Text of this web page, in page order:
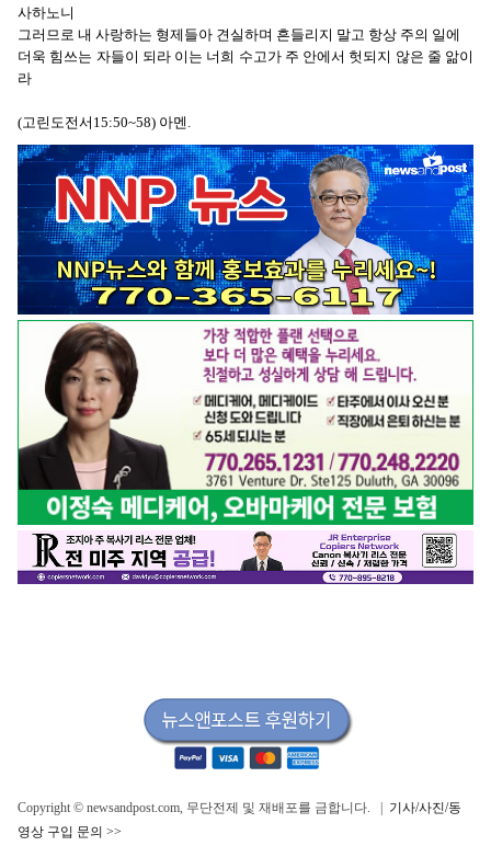
사하노니
그러므로 내 사랑하는 형제들아 견실하며 흔들리지 말고 항상 주의 일에
더욱 힘쓰는 자들이 되라 이는 너희 수고가 주 안에서 헛되지 않은 줄 앎이
라
(고린도전서15:50~58) 아멘.
Copyright © newsandpost.com, 무단전제 및 재배포를 금합니다. | 기사/사진/동
영상 구입 문의 >>